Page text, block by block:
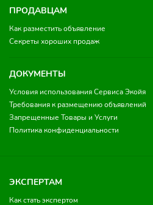
ПРОДАВЦАМ
Как разместить объявление
Секреты хороших продаж
ДОКУМЕНТЫ
Условия использования Сервиса Экойя
Требования к размещению объявлений
Запрещенные Товары и Услуги
Политика конфиденциальности
ЭКСПЕРТАМ
Как стать экспертом